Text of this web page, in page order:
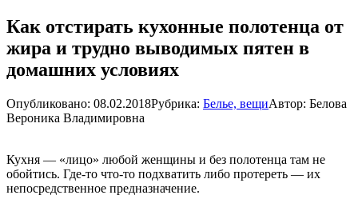
Как отстирать кухонные полотенца от
жира и трудно выводимых пятен в
домашних условиях
Опубликовано: 08.02.2018Рубрика: Белье, вещиАвтор: Белова
Вероника Владимировна
Кухня — «лицо» любой женщины и без полотенца там не
обойтись. Где-то что-то подхватить либо протереть — их
непосредственное предназначение.